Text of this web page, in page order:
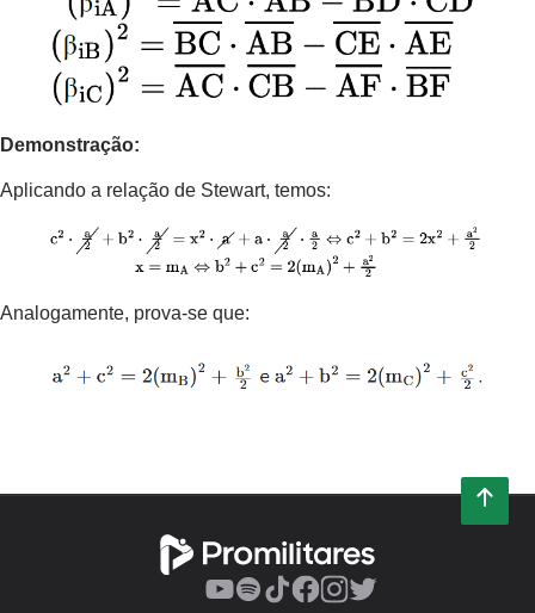
Demonstração:
Aplicando a relação de Stewart, temos:
Analogamente, prova-se que: